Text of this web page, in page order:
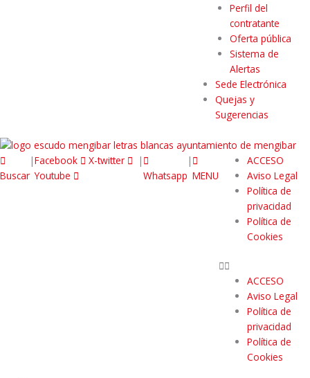
Perfil del
contratante
Oferta pública
Sistema de
Alertas
Sede Electrónica
Quejas y
Sugerencias
Buscar
|Facebook
X-twitter
Youtube
|
Whatsapp
|
MENU
ACCESO
Aviso Legal
Política de
privacidad
Política de
Cookies
ACCESO
Aviso Legal
Política de
privacidad
Política de
Cookies